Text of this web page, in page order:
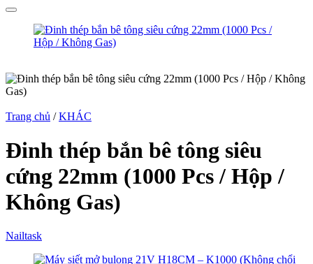
Trang chủ / KHÁC
Đinh thép bắn bê tông siêu
cứng 22mm (1000 Pcs / Hộp /
Không Gas)
Nailtask